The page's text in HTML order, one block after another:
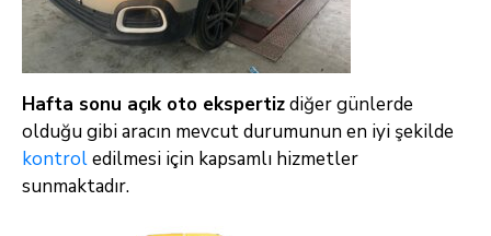
Hafta sonu açık oto ekspertizdiğer günlerde
olduğu gibi aracın mevcut durumunun en iyi şekilde
kontroledilmesi için kapsamlı hizmetler
sunmaktadır.